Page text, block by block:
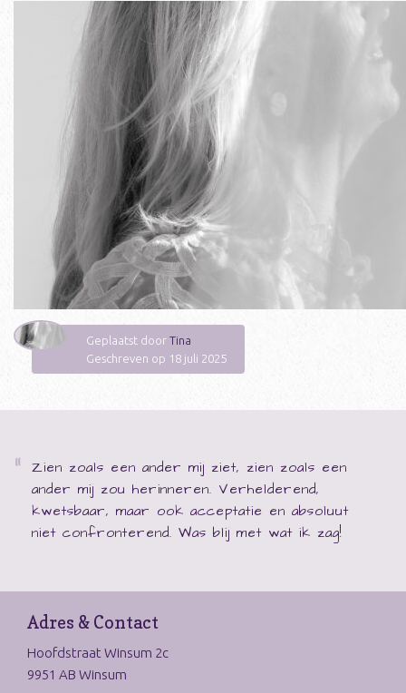
Geplaatst door Tina
Geschreven op 18 juli 2025
Zien zoals een ander mij ziet, zien zoals een
ander mij zou herinneren. Verhelderend,
kwetsbaar, maar ook acceptatie en absoluut
niet confronterend. Was blij met wat ik zag!
Adres & Contact
Hoofdstraat Winsum 2c
9951 AB Winsum